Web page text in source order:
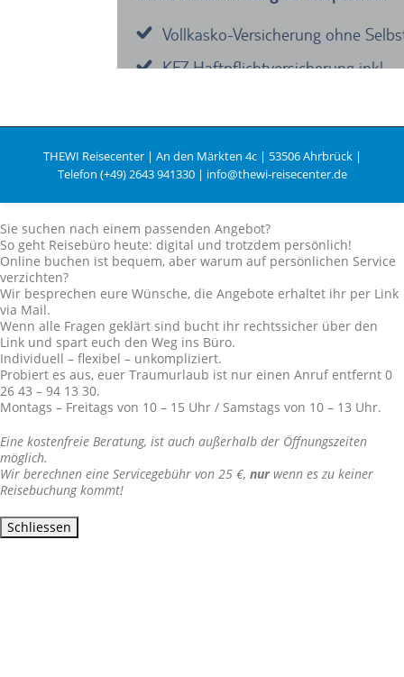
THEWI Reisecenter | An den Märkten 4c | 53506 Ahrbrück |
Telefon (+49) 2643 941330 | info@thewi-reisecenter.de
Sie suchen nach einem passenden Angebot?
So geht Reisebüro heute: digital und trotzdem persönlich!
Online buchen ist bequem, aber warum auf persönlichen Service
verzichten?
Wir besprechen eure Wünsche, die Angebote erhaltet ihr per Link
via Mail.
Wenn alle Fragen geklärt sind bucht ihr rechtssicher über den
Link und spart euch den Weg ins Büro.
Individuell – flexibel – unkompliziert.
Probiert es aus, euer Traumurlaub ist nur einen Anruf entfernt 0
26 43 – 94 13 30.
Montags – Freitags von 10 – 15 Uhr / Samstags von 10 – 13 Uhr.
Eine kostenfreie Beratung, ist auch außerhalb der Öffnungszeiten
möglich.
Wir berechnen eine Servicegebühr von 25 €, nurwenn es zu keiner
Reisebuchung kommt!
Schliessen